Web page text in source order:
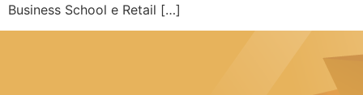
Business School e Retail […]